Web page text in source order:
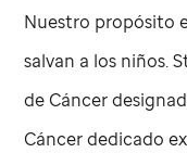
Nuestro propósito
salvan a los niños.
de Cáncer
Cáncer dedicado